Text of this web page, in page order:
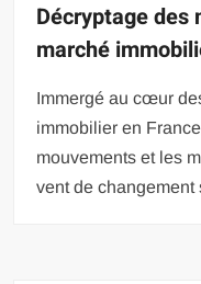
Décryptage des
marché
Immergé au cœur
immobilier en
mouvements et les
vent de changement